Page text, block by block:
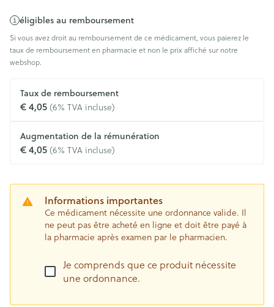
éligibles au remboursement
Si vous avez droit au remboursement de ce médicament, vous paierez le
taux de remboursement en pharmacie et non le prix affiché sur notre
webshop.
Taux de remboursement
€ 4,05 (6% TVA incluse)
Augmentation de la rémunération
€ 4,05 (6% TVA incluse)
Informations importantes
Ce médicament nécessite une ordonnance valide. Il
ne peut pas être acheté en ligne et doit être payé à
la pharmacie après examen par le pharmacien.
Je comprends que ce produit nécessite
une ordonnance.